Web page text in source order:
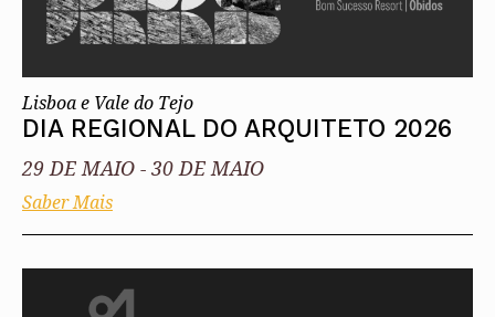
Lisboa e Vale do Tejo
DIA REGIONAL DO ARQUITETO 2026
29 DE MAIO - 30 DE MAIO
Saber Mais